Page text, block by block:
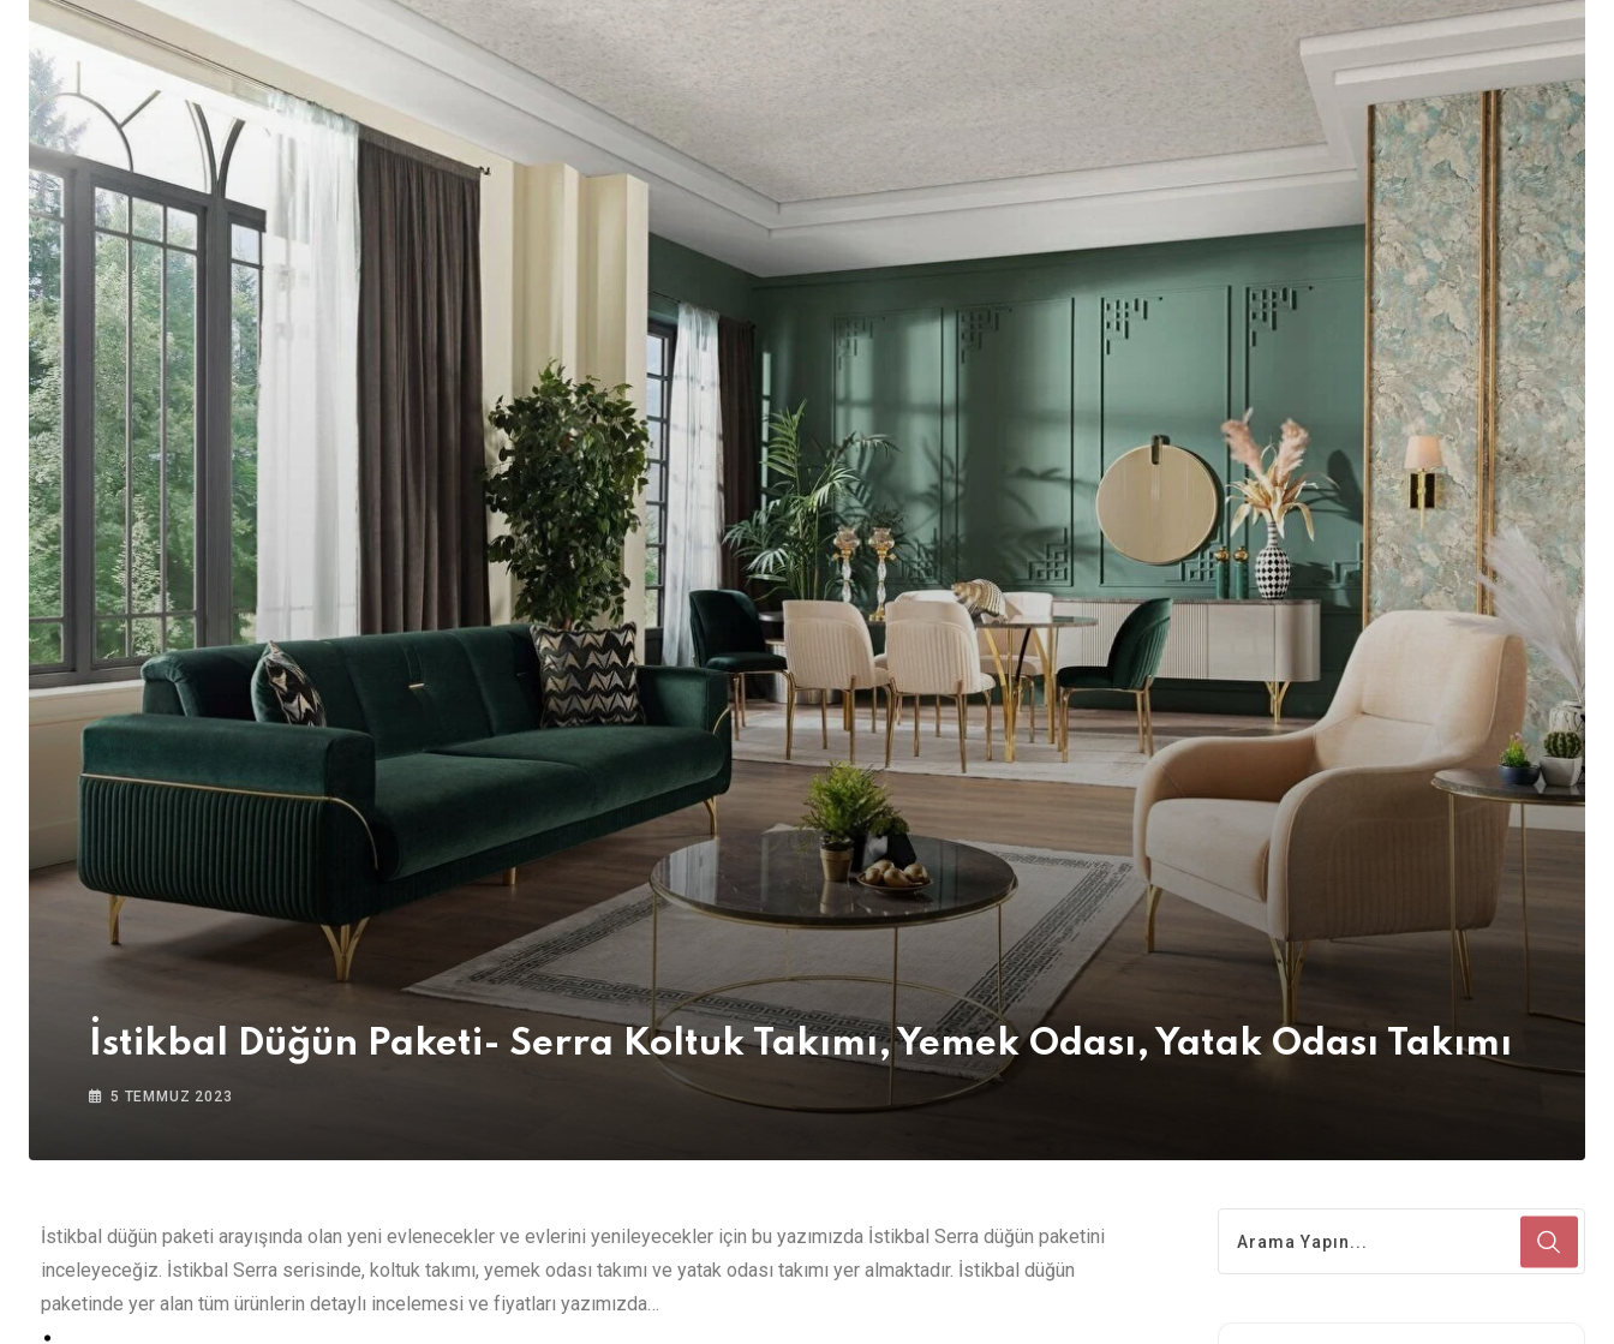
İstikbal Düğün Paketi- Serra Koltuk Takımı, Yemek Odası, Yatak Odası Takımı
5 TEMMUZ 2023
İstikbal düğün paketi arayışında olan yeni evlenecekler ve evlerini yenileyecekler için bu yazımızda İstikbal Serra düğün paketini
inceleyeceğiz. İstikbal Serra serisinde, koltuk takımı, yemek odası takımı ve yatak odası takımı yer almaktadır. İstikbal düğün
paketinde yer alan tüm ürünlerin detaylı incelemesi ve fiyatları yazımızda…